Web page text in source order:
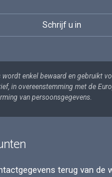
wordt enkel bewaard en gebruikt
in overeenstemming met de
van persoonsgegevens.
terug van de